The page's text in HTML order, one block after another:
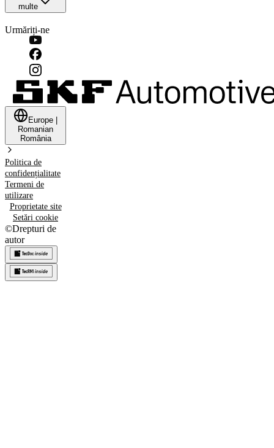
multe
Urmăriți-ne
Europe
Romanian
România
Politica de
confidențialitate
Termeni de
utilizare
Proprietate site
Setări cookie
©Drepturi de
autor